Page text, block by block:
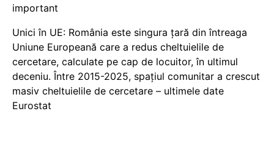
important
Unici în UE: România este singura țară din întreaga
Uniune Europeană care a redus cheltuielile de
cercetare, calculate pe cap de locuitor, în ultimul
deceniu. Între 2015-2025, spațiul comunitar a crescut
masiv cheltuielile de cercetare – ultimele date
Eurostat